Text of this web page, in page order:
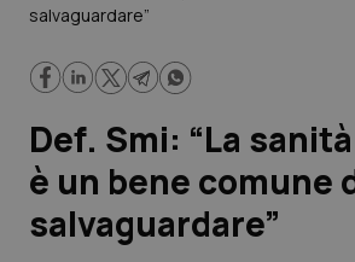
Regioni e Asl
Lavoro e Professioni
Scienza e Farmaci
Studi e Analisi
salvaguardare”
Def. Smi: “La
è un bene comune
salvaguardare”